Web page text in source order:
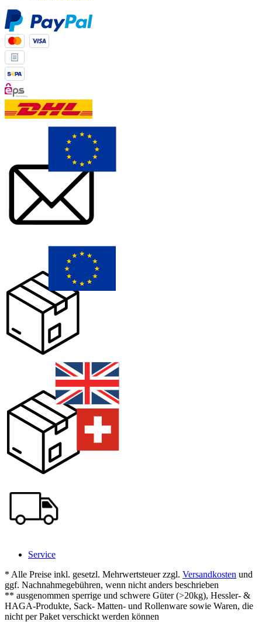
Service
* Alle Preise inkl. gesetzl. Mehrwertsteuer zzgl. Versandkosten und
ggf. Nachnahmegebühren, wenn nicht anders beschrieben
** ausgenommen sperrige und schwere Güter (>20kg), Hessler- &
HAGA-Produkte, Sack- Matten- und Rollenware sowie Waren, die
nicht per Paket verschickt werden können